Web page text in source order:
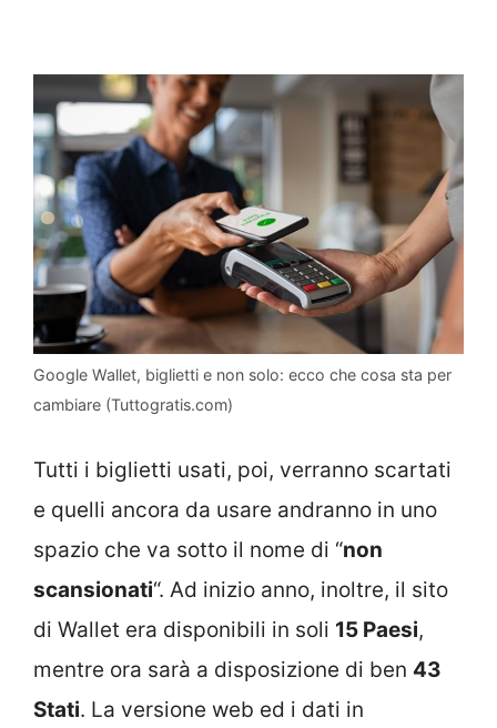
Google Wallet, biglietti e non solo: ecco che cosa sta per
cambiare (Tuttogratis.com)
Tutti i biglietti usati, poi, verranno scartati
e quelli ancora da usare andranno in uno
spazio che va sotto il nome di “non
scansionati“. Ad inizio anno, inoltre, il sito
di Wallet era disponibili in soli 15 Paesi,
mentre ora sarà a disposizione di ben 43
Stati. La versione web ed i dati in